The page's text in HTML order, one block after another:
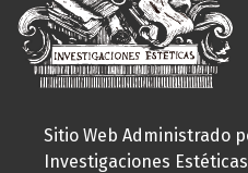
Sitio Web Administrado
Investigaciones